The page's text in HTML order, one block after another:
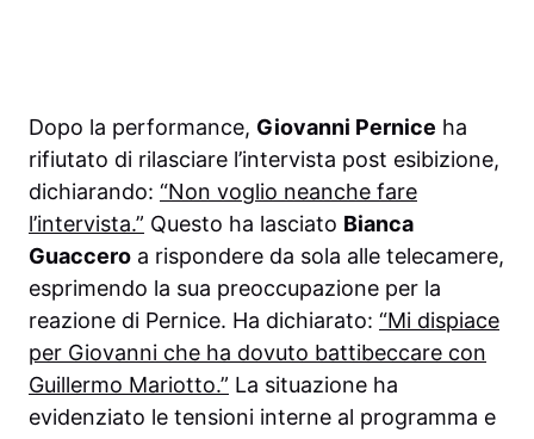
Dopo la performance, Giovanni Pernice ha
rifiutato di rilasciare l’intervista post esibizione,
dichiarando: “Non voglio neanche fare
l’intervista.” Questo ha lasciato Bianca
Guaccero a rispondere da sola alle telecamere,
esprimendo la sua preoccupazione per la
reazione di Pernice. Ha dichiarato: “Mi dispiace
per Giovanni che ha dovuto battibeccare con
Guillermo Mariotto.” La situazione ha
evidenziato le tensioni interne al programma e